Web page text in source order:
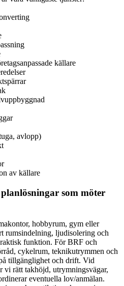
källare
avlopp)
av källare
som möter
hobbyrum, gym eller
rumsindelning, ljudisolering och
funktion. För BRF och
cykelrum, teknikutrymmen och
tillgänglighet och drift. Vid
vi rätt takhöjd, utrymningsvägar,
eventuella lov/anmälan.